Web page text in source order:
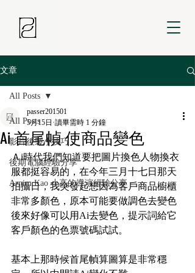
文章
All Posts
影片後製小技巧
後期電腦經驗分享
Arnim Kao 小高的導演經驗分享
All Posts
Ai 首尾幀 使商品變色
passer201501
5月15日 讀畢需時 1 分鐘
Ａi時代我們知道要把圖片換色人物換衣
服都挺容易的，在今年三月十七日那天
拍攝日，我突發起想因為客戶商品櫥櫃
非常多顏色，原本可能要做調色去變色
後來好像可以用Ai去變色，提示詞給它
客戶顏色的色票號碼試試。
基本上那時候首尾幀算圖算是非常穩